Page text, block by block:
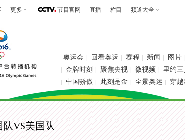
更多 节目官网 直播 栏目 频道大全
奥运会 回看奥运 赛程 新闻 图片
金牌时刻 聚焦央视 微视频 里约
中国骄傲 此刻是金 全景奥运 穿
VS美国队